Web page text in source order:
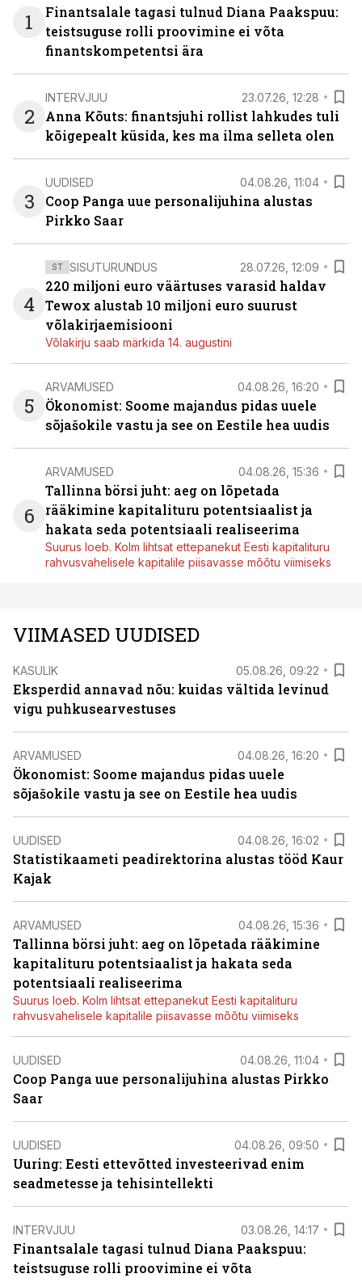
1
Finantsalale tagasi tulnud Diana Paakspuu:
teistsuguse rolli proovimine ei võta
finantskompetentsi ära
2
INTERVJUU 23.07.26, 12:28
Anna Kõuts: finantsjuhi rollist lahkudes tuli
kõigepealt küsida, kes ma ilma selleta olen
3
UUDISED 04.08.26, 11:04
Coop Panga uue personalijuhina alustas
Pirkko Saar
4
ST SISUTURUNDUS 28.07.26, 12:09
220 miljoni euro väärtuses varasid haldav
Tewox alustab 10 miljoni euro suurust
võlakirjaemisiooni
Võlakirju saab märkida 14. augustini
5
ARVAMUSED 04.08.26, 16:20
Ökonomist: Soome majandus pidas uuele
sõjašokile vastu ja see on Eestile hea uudis
6
ARVAMUSED 04.08.26, 15:36
Tallinna börsi juht: aeg on lõpetada
rääkimine kapitalituru potentsiaalist ja
hakata seda potentsiaali realiseerima
Suurus loeb. Kolm lihtsat ettepanekut Eesti kapitalituru
rahvusvahelisele kapitalile piisavasse mõõtu viimiseks
VIIMASED UUDISED
KASULIK 05.08.26, 09:22
Eksperdid annavad nõu: kuidas vältida levinud
vigu puhkusearvestuses
ARVAMUSED 04.08.26, 16:20
Ökonomist: Soome majandus pidas uuele
sõjašokile vastu ja see on Eestile hea uudis
UUDISED 04.08.26, 16:02
Statistikaameti peadirektorina alustas tööd Kaur
Kajak
ARVAMUSED 04.08.26, 15:36
Tallinna börsi juht: aeg on lõpetada rääkimine
kapitalituru potentsiaalist ja hakata seda
potentsiaali realiseerima
Suurus loeb. Kolm lihtsat ettepanekut Eesti kapitalituru
rahvusvahelisele kapitalile piisavasse mõõtu viimiseks
UUDISED 04.08.26, 11:04
Coop Panga uue personalijuhina alustas Pirkko
Saar
UUDISED 04.08.26, 09:50
Uuring: Eesti ettevõtted investeerivad enim
seadmetesse ja tehisintellekti
INTERVJUU 03.08.26, 14:17
Finantsalale tagasi tulnud Diana Paakspuu:
teistsuguse rolli proovimine ei võta